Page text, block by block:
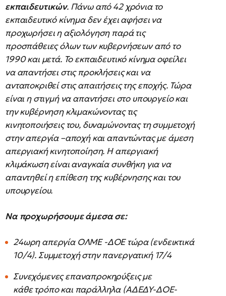
εκπαιδευτικών. Πάνω από 42 χρόνια το
εκπαιδευτικό κίνημα δεν έχει αφήσει να
προχωρήσει η αξιολόγηση παρά τις
προσπάθειες όλων των κυβερνήσεων από το
1990 και μετά. Το εκπαιδευτικό κίνημα οφείλει
να απαντήσει στις προκλήσεις και να
ανταποκριθεί στις απαιτήσεις της εποχής. Τώρα
είναι η στιγμή να απαντήσει στο υπουργείο και
την κυβέρνηση κλιμακώνοντας τις
κινητοποιήσεις του, δυναμώνοντας τη συμμετοχή
στην απεργία –αποχή και απαντώντας με άμεση
απεργιακή κινητοποίηση. Η απεργιακή
κλιμάκωση είναι αναγκαία συνθήκη για να
απαντηθεί η επίθεση της κυβέρνησης και του
υπουργείου.
Να προχωρήσουμε άμεσα σε:
24ωρη απεργία ΟΛΜΕ -ΔΟΕ τώρα (ενδεικτικά
10/4). Συμμετοχή στην πανεργατική 17/4
Συνεχόμενες επαναπροκηρύξεις με
κάθε τρόπο και παράλληλα (ΑΔΕΔΥ-ΔΟΕ-